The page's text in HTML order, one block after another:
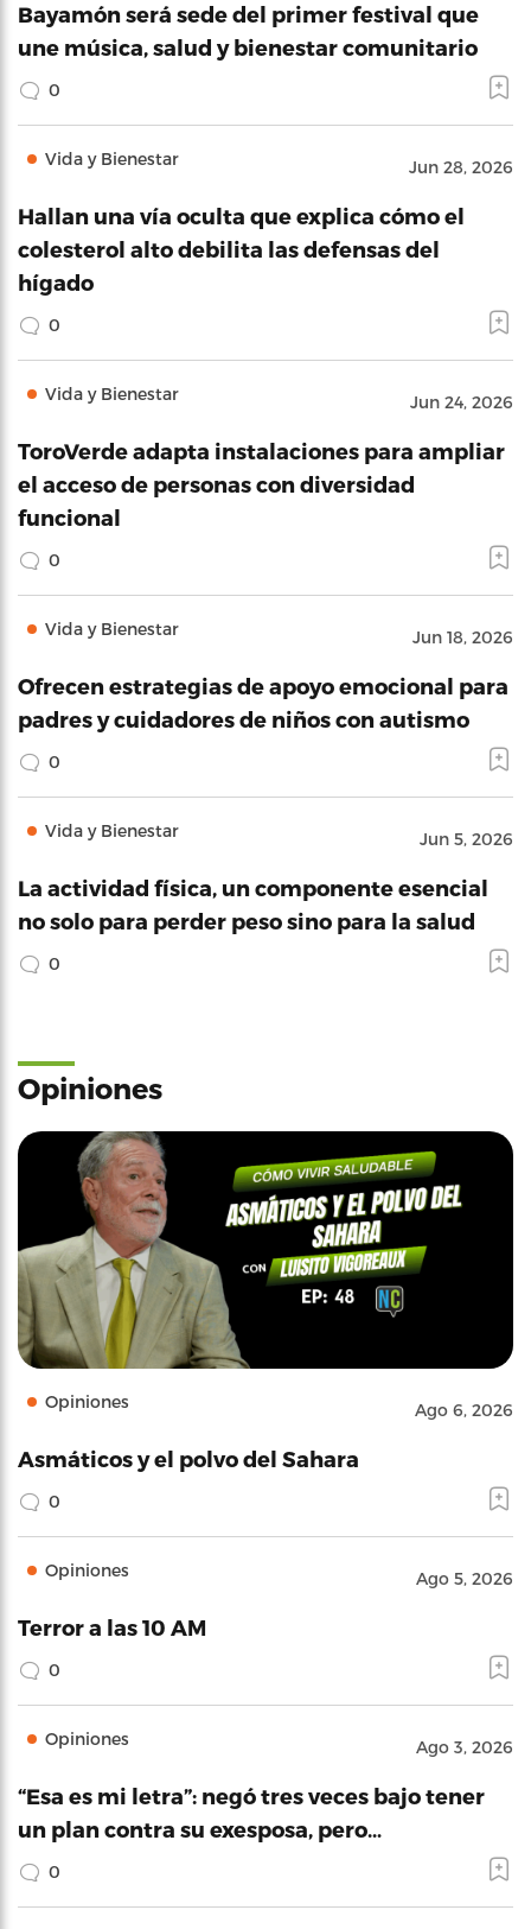
Bayamón será sede del primer festival que
une música, salud y bienestar comunitario
0
Vida y Bienestar Jun 28, 2026
Hallan una vía oculta que explica cómo el
colesterol alto debilita las defensas del
hígado
0
Vida y Bienestar Jun 24, 2026
ToroVerde adapta instalaciones para ampliar
el acceso de personas con diversidad
funcional
0
Vida y Bienestar Jun 18, 2026
Ofrecen estrategias de apoyo emocional para
padres y cuidadores de niños con autismo
0
Vida y Bienestar Jun 5, 2026
La actividad física, un componente esencial
no solo para perder peso sino para la salud
0
Opiniones
Opiniones Ago 6, 2026
Asmáticos y el polvo del Sahara
0
Opiniones Ago 5, 2026
Terror a las 10 AM
0
Opiniones Ago 3, 2026
“Esa es mi letra”: negó tres veces bajo tener
un plan contra su exesposa, pero…
0